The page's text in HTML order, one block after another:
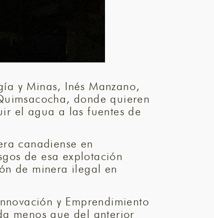
y Minas, Inés Manzano,
donde quieren
el agua a las fuentes de
canadiense en
de esa explotación
de minera ilegal en
y Emprendimiento
menos que del anterior